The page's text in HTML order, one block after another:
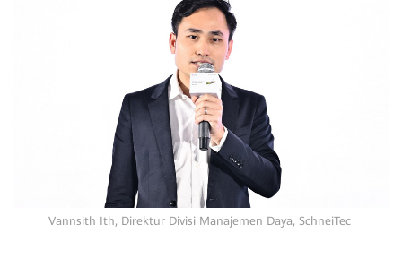
Vannsith Ith, Direktur Divisi Manajemen Daya, SchneiTec